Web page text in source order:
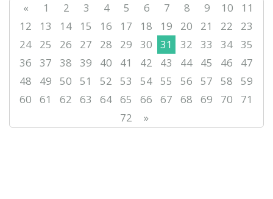
« 1 2 3 4 5 6 7 8 9 10
11
12
13 14 15 16 17 18 19 20 21 22
23
24
25 26 27 28 29 30 31 32 33 34 35
36
37 38 39 40 41 42 43 44 45 46
47
48
49 50 51 52 53 54 55 56 57 58
59
60
61 62 63 64 65 66 67 68 69 70
71
72
»